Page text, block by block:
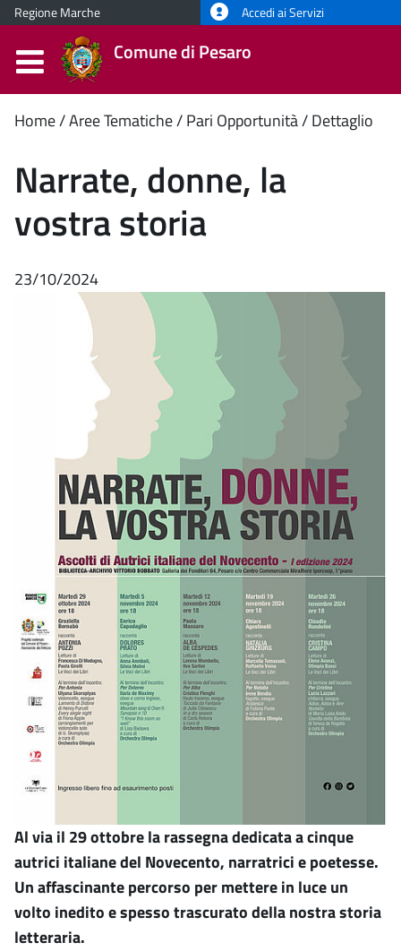
Regione Marche Accedi ai Servizi
Comune di Pesaro
Contenuto
principale
Home Aree Tematiche Pari Opportunità Dettaglio
Narrate, donne, la
vostra storia
23/10/2024
Al via il 29 ottobre la rassegna dedicata a cinque
autrici italiane del Novecento, narratrici e poetesse.
Un affascinante percorso per mettere in luce un
volto inedito e spesso trascurato della nostra storia
letteraria.